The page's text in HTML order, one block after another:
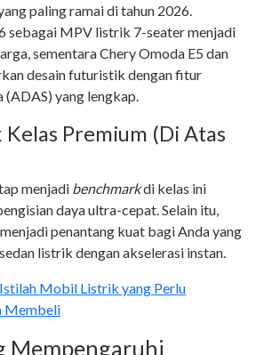
paling ramai di tahun 2026.
sebagai MPV listrik 7-seater menjadi
sementara Chery Omoda E5 dan
desain futuristik dengan fitur
yang lengkap.
Premium (Di Atas
menjadi benchmarkdi kelas ini
daya ultra-cepat. Selain itu,
penantang kuat bagi Anda yang
listrik dengan akselerasi instan.
Mobil Listrik yang Perlu
Membeli
Mempengaruhi